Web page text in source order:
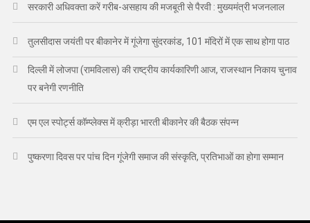
सरकारी अधिवक्ता करें गरीब-असहाय की मजबूती से पैरवी : मुख्यमंत्री भजनलाल
तुलसीदास जयंती पर बीकानेर में गूंजेगा सुंदरकांड, 101 मंदिरों में एक साथ होगा पाठ
दिल्ली में लोजपा (रामविलास) की राष्ट्रीय कार्यकारिणी आज, राजस्थान निकाय चुनाव
पर बनेगी रणनीति
एम एल स्पोर्ट्स कॉम्प्लेक्स में क्रीड़ा भारती बीकानेर की बैठक संपन्न
पुष्करणा दिवस पर पांच दिन गूंजेगी समाज की संस्कृति, प्रतिभाओं का होगा सम्मान